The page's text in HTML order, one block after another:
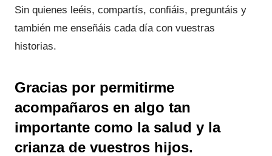
Sin quienes leéis, compartís, confiáis, preguntáis y
también me enseñáis cada día con vuestras
historias.
Gracias por permitirme
acompañaros en algo tan
importante como la salud y la
crianza de vuestros hijos.